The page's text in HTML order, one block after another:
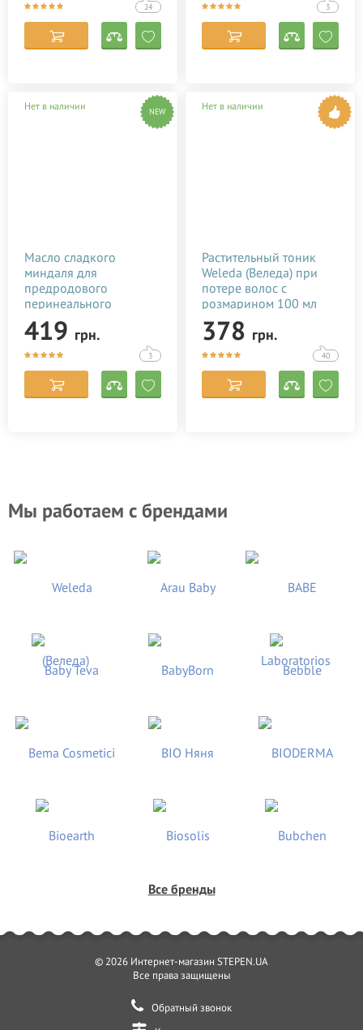
24 3
Нет в наличии NEW
Масло сладкого
миндаля для
предродового
перинеального
массажа (100 мл)
419 грн.
3
Нет в наличии
Растительный тоник
Weleda (Веледа) при
потере волос с
розмарином 100 мл
378 грн.
40
Мы работаем с брендами
Все бренды
© 2026 Интернет-магазин STEPEN.UA
Все права защищены
Обратный звонок